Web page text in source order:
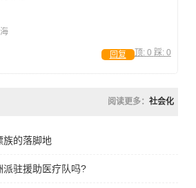
顶: 0 踩: 0
回复
阅读更多： 社会化
族的落脚地
派驻援助医疗队吗?